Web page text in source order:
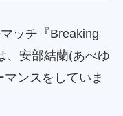
ッチ『Breaking
、安部結蘭(あべゆ
ンスをしていま